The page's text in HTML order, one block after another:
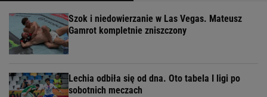
Szok i niedowierzanie w Las Vegas. Mateusz
Gamrot kompletnie zniszczony
Lechia odbiła się od dna. Oto tabela I ligi po
sobotnich meczach